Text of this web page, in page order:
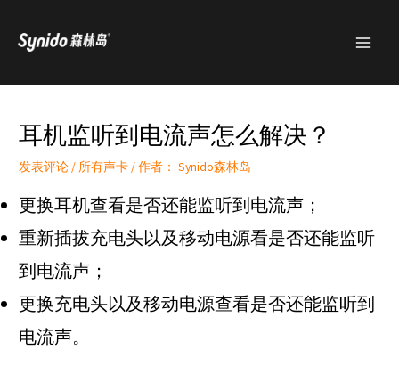
耳机监听到电流声怎么解决？
发表评论/ 所有声卡/ 作者： Synido森林岛
更换耳机查看是否还能监听到电流声；
重新插拔充电头以及移动电源看是否还能监听
到电流声；
更换充电头以及移动电源查看是否还能监听到
电流声。